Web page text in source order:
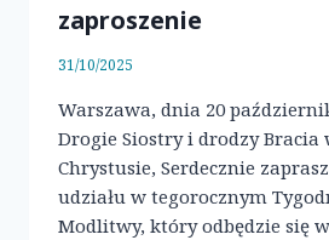
zaproszenie
31/10/2025
Warszawa, dnia 20
Drogie Siostry i drodzy Bracia
Chrystusie, Serdecznie
udziału w tegorocznym
Modlitwy, który odbędzie się